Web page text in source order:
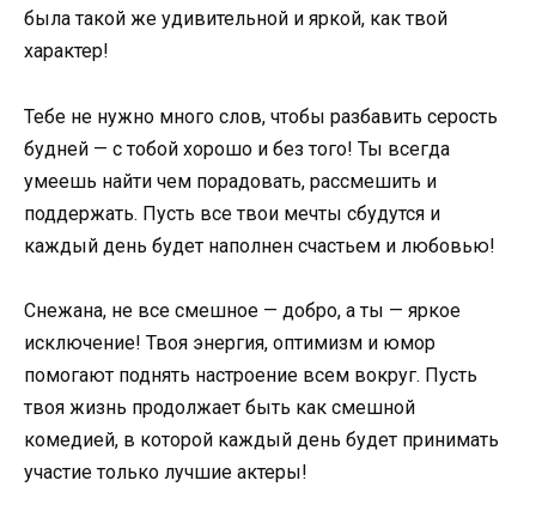
была такой же удивительной и яркой, как твой
характер!
Тебе не нужно много слов, чтобы разбавить серость
будней — с тобой хорошо и без того! Ты всегда
умеешь найти чем порадовать, рассмешить и
поддержать. Пусть все твои мечты сбудутся и
каждый день будет наполнен счастьем и любовью!
Снежана, не все смешное — добро, а ты — яркое
исключение! Твоя энергия, оптимизм и юмор
помогают поднять настроение всем вокруг. Пусть
твоя жизнь продолжает быть как смешной
комедией, в которой каждый день будет принимать
участие только лучшие актеры!